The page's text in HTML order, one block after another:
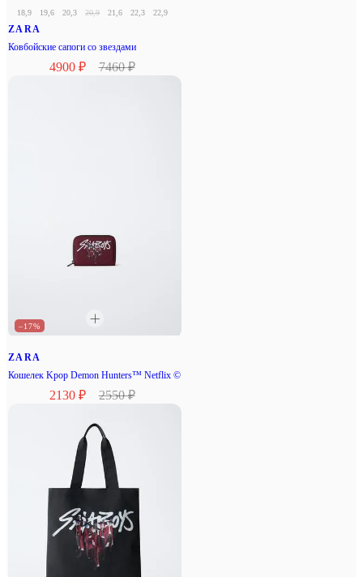
18,9 19,6 20,3 20,9 21,6 22,3 22,9
ZARA
Ковбойские сапоги со звездами
4900 ₽ 7460 ₽
–17%
ZARA
Кошелек Kpop Demon Hunters™ Netflix ©
2130 ₽ 2550 ₽